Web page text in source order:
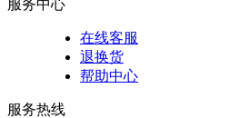
服务中心
在线客服
退换货
帮助中心
服务热线